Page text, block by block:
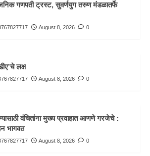
गणपती ट्रस्ट, सुवर्णयुग तरुण मंडळातर्फे
August 8, 2026 0
लक्ष
August 8, 2026 0
वंचितांना मुख्य प्रवाहात आणणे गरजेचे :
भागवत
August 8, 2026 0